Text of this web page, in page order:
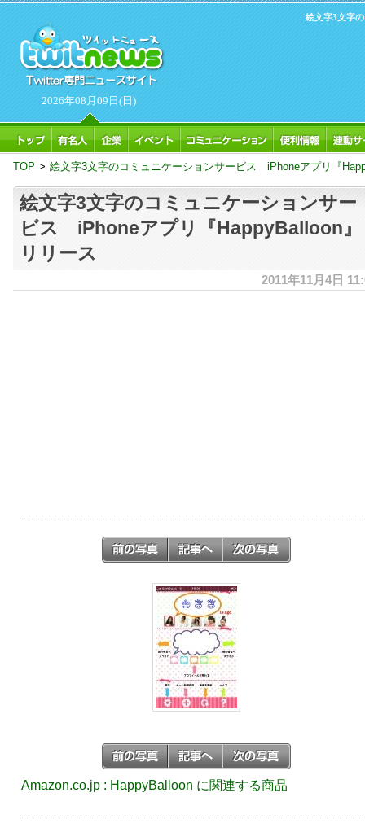
2026年08月09日(日)
絵文字3文字
TOP > 絵文字3文字のコミュニケーションサービス iPhoneアプリ『
絵文字3文字のコミュニケーションサー
ビス iPhoneアプリ『HappyBalloon』
リリース
2011年11月4日
Amazon.co.jp : HappyBalloon に関連する商品